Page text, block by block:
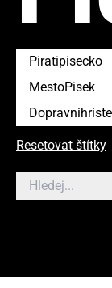
Piratipisecko
MestoPisek
Dopravnihriste
Resetovat štítky